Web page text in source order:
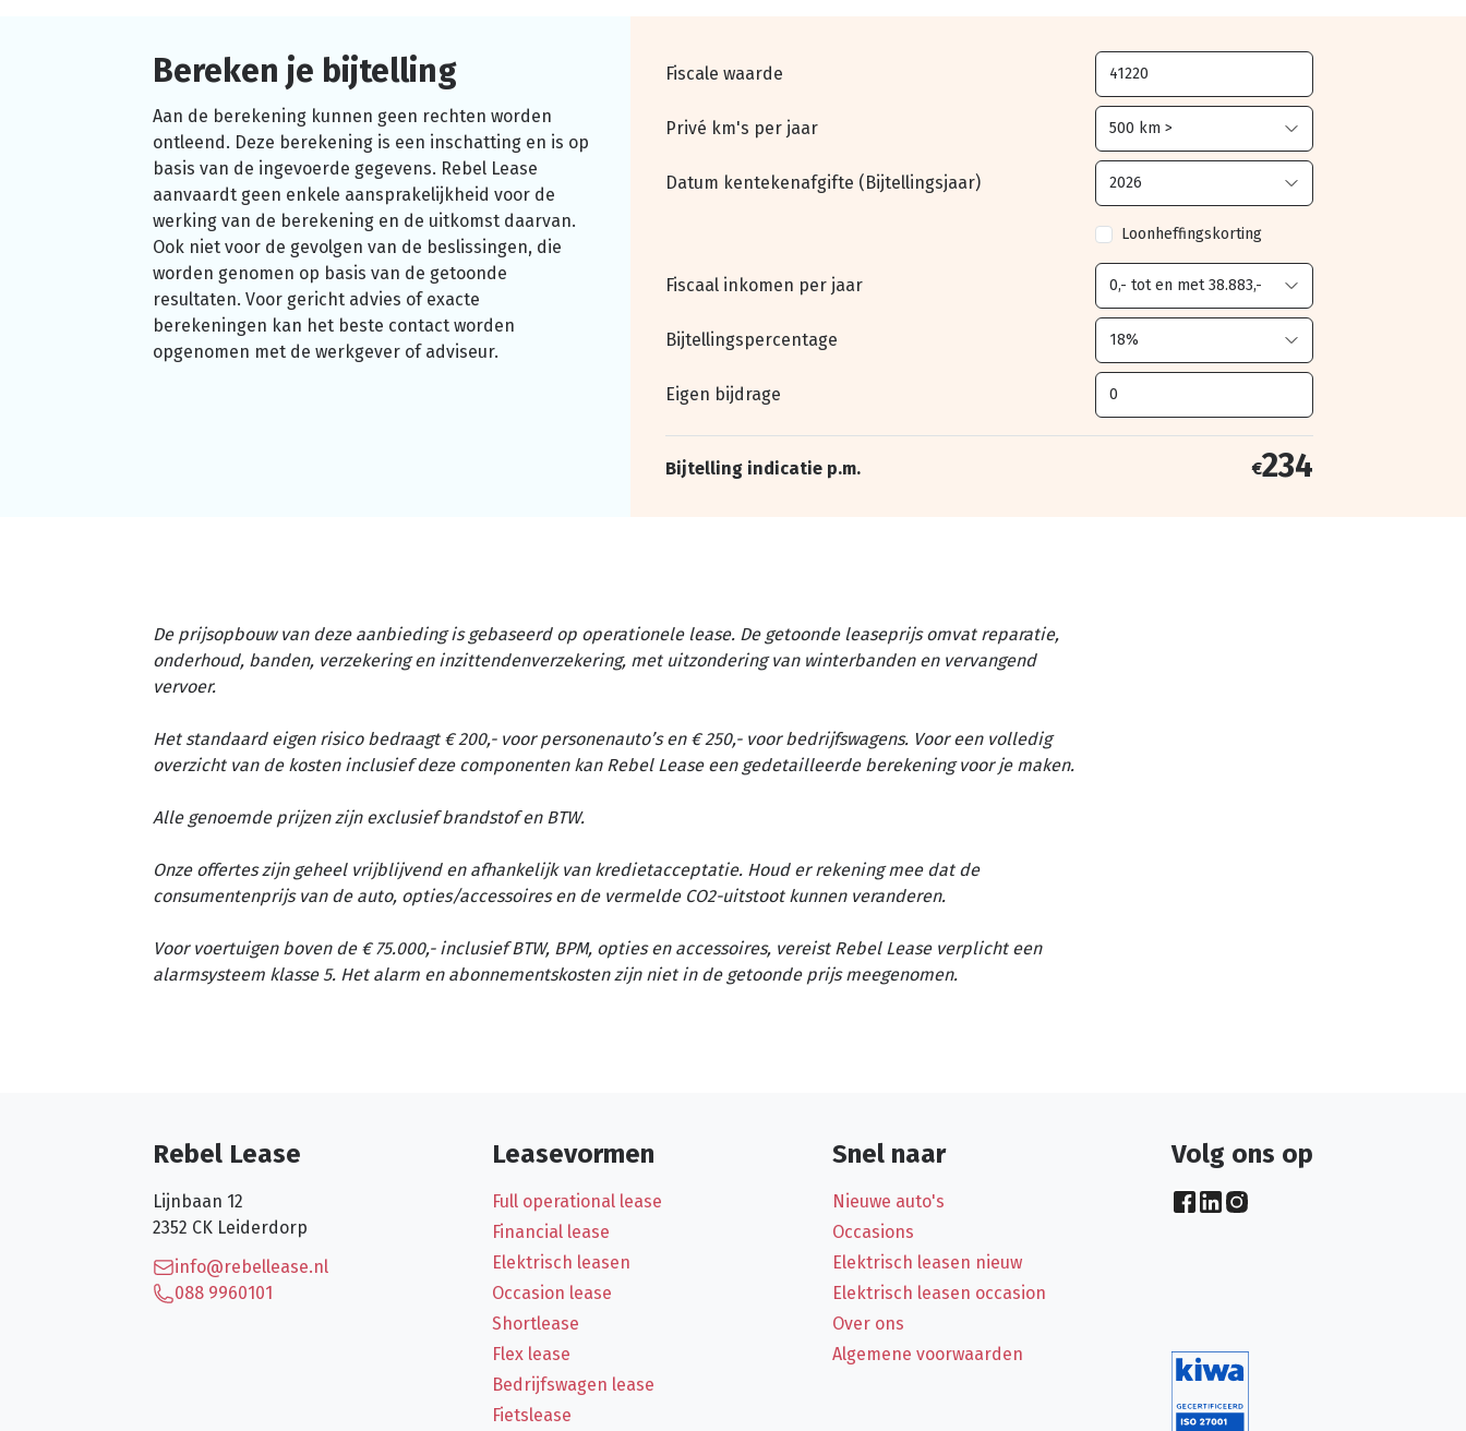
Bereken je bijtelling
Aan de berekening kunnen geen rechten worden
ontleend. Deze berekening is een inschatting en is op
basis van de ingevoerde gegevens. Rebel Lease
aanvaardt geen enkele aansprakelijkheid voor de
werking van de berekening en de uitkomst daarvan.
Ook niet voor de gevolgen van de beslissingen, die
worden genomen op basis van de getoonde
resultaten. Voor gericht advies of exacte
berekeningen kan het beste contact worden
opgenomen met de werkgever of adviseur.
Fiscale waarde
Privé km's per jaar
Datum kentekenafgifte (Bijtellingsjaar)
Loonheffingskorting
Fiscaal inkomen per jaar
Bijtellingspercentage
Eigen bijdrage
Bijtelling indicatie p.m. €234
De prijsopbouw van deze aanbieding is gebaseerd op operationele lease. De getoonde leaseprijs omvat reparatie,
onderhoud, banden, verzekering en inzittendenverzekering, met uitzondering van winterbanden en vervangend
vervoer.
Het standaard eigen risico bedraagt € 200,- voor personenauto’s en € 250,- voor bedrijfswagens. Voor een volledig
overzicht van de kosten inclusief deze componenten kan Rebel Lease een gedetailleerde berekening voor je maken.
Alle genoemde prijzen zijn exclusief brandstof en BTW.
Onze offertes zijn geheel vrijblijvend en afhankelijk van kredietacceptatie. Houd er rekening mee dat de
consumentenprijs van de auto, opties/accessoires en de vermelde CO2-uitstoot kunnen veranderen.
Voor voertuigen boven de € 75.000,- inclusief BTW, BPM, opties en accessoires, vereist Rebel Lease verplicht een
alarmsysteem klasse 5. Het alarm en abonnementskosten zijn niet in de getoonde prijs meegenomen.
Rebel Lease
Lijnbaan 12
2352 CK Leiderdorp
info@rebellease.nl
088 9960101
Leasevormen
Full operational lease
Financial lease
Elektrisch leasen
Occasion lease
Shortlease
Flex lease
Bedrijfswagen lease
Fietslease
Snel naar
Nieuwe auto's
Occasions
Elektrisch leasen nieuw
Elektrisch leasen occasion
Over ons
Algemene voorwaarden
Volg ons op